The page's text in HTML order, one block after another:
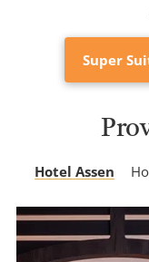
Super
Hotel Assen